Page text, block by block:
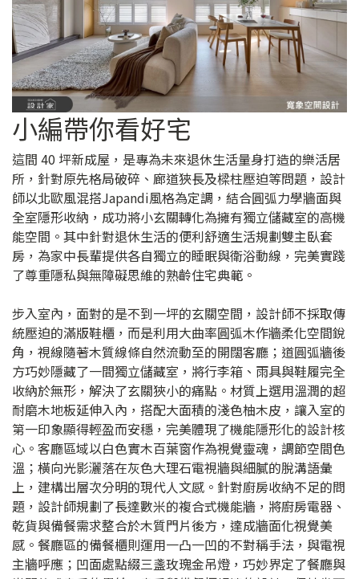
小編帶你看好宅
這間 40 坪新成屋，是專為未來退休生活量身打造的樂活居
所，針對原先格局破碎、廊道狹長及樑柱壓迫等問題，設計
師以北歐風混搭Japandi風格為定調，結合圓弧力學牆面與
全室隱形收納，成功將小玄關轉化為擁有獨立儲藏室的高機
能空間。其中針對退休生活的便利舒適生活規劃雙主臥套
房，為家中長輩提供各自獨立的睡眠與衛浴動線，完美實踐
了尊重隱私與無障礙思維的熟齡住宅典範。
步入室內，面對的是不到一坪的玄關空間，設計師不採取傳
統壓迫的滿版鞋櫃，而是利用大曲率圓弧木作牆柔化空間銳
角，視線隨著木質線條自然流動至的開闊客廳；道圓弧牆後
方巧妙隱藏了一間獨立儲藏室，將行李箱、雨具與鞋履完全
收納於無形，解決了玄關狹小的痛點。材質上選用溫潤的超
耐磨木地板延伸入內，搭配大面積的淺色柚木皮，讓入室的
第一印象顯得輕盈而安穩，完美體現了機能隱形化的設計核
心。客廳區域以白色實木百葉窗作為視覺靈魂，調節空間色
溫；橫向光影灑落在灰色大理石電視牆與細膩的脫溝語彙
上，建構出層次分明的現代人文感。針對廚房收納不足的問
題，設計師規劃了長達數米的複合式機能牆，將廚房電器、
乾貨與備餐需求整合於木質門片後方，達成牆面化視覺美
感。餐廳區的備餐櫃則運用一凸一凹的不對稱手法，與電視
主牆呼應；凹面處點綴三盞玫瑰金吊燈，巧妙界定了餐廳與